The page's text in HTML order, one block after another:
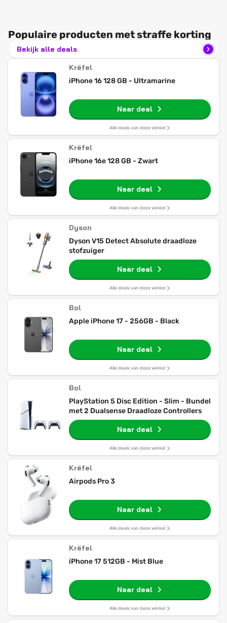
Populaire producten met straffe korting
Bekijk alle deals
Krëfel
iPhone 16 128 GB - Ultramarine
Naar deal
Alle deals van deze winkel
Krëfel
iPhone 16e 128 GB - Zwart
Naar deal
Alle deals van deze winkel
Dyson
Dyson V15 Detect Absolute draadloze
stofzuiger
Naar deal
Alle deals van deze winkel
Bol
Apple iPhone 17 - 256GB - Black
Naar deal
Alle deals van deze winkel
Bol
PlayStation 5 Disc Edition - Slim - Bundel
met 2 Dualsense Draadloze Controllers
Naar deal
Alle deals van deze winkel
Krëfel
Airpods Pro 3
Naar deal
Alle deals van deze winkel
Krëfel
iPhone 17 512GB - Mist Blue
Naar deal
Alle deals van deze winkel